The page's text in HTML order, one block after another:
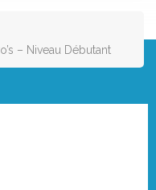
– Niveau Débutant